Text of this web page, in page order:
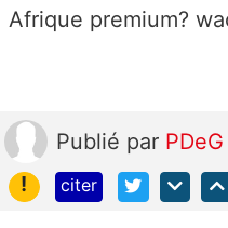
Afrique premium?
Publié par PDeG
!
citer